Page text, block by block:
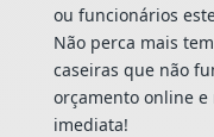
ou funcionários
Não perca mais
caseiras que não
orçamento online e
imediata!